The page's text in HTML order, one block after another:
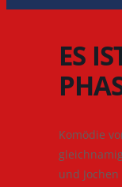
ES
Komödie
und